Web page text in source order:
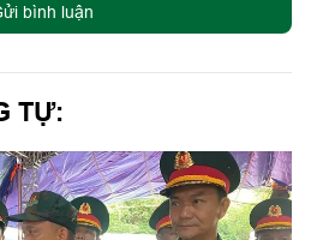
bình luận
TỰ: